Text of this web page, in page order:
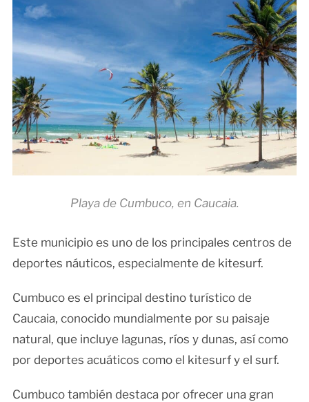
Playa de Cumbuco, en Caucaia.
Este municipio es uno de los principales centros de
deportes náuticos, especialmente de kitesurf.
Cumbuco es el principal destino turístico de
Caucaia, conocido mundialmente por su paisaje
natural, que incluye lagunas, ríos y dunas, así como
por deportes acuáticos como el kitesurf y el surf.
Cumbuco también destaca por ofrecer una gran